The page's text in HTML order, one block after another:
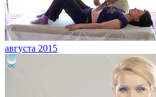
августа 2015